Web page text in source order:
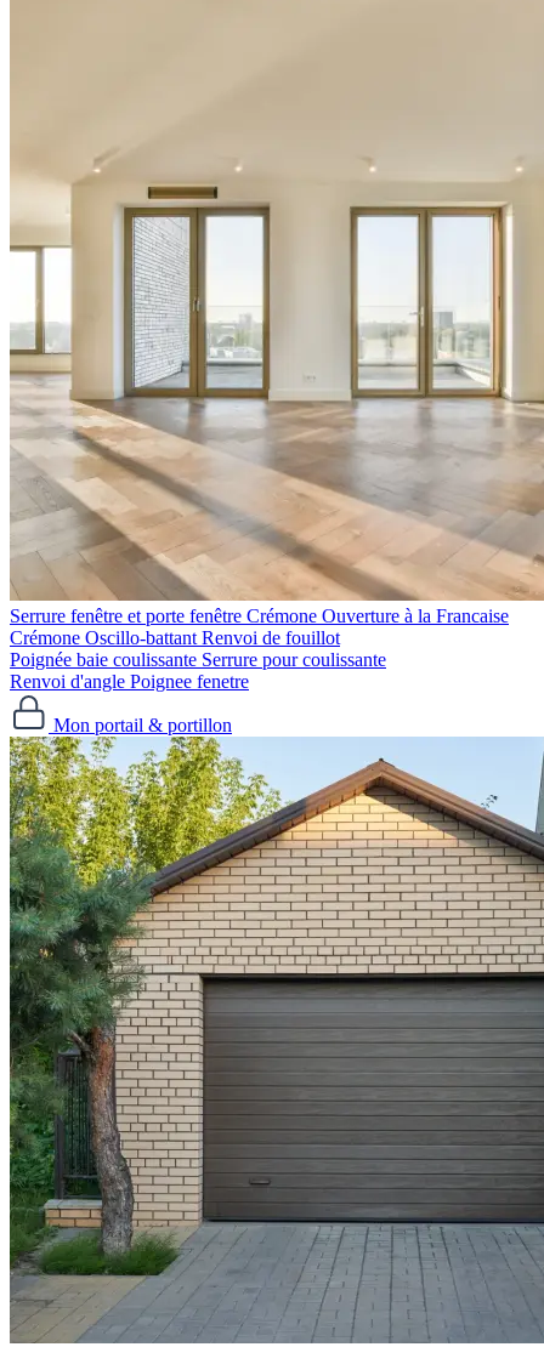
Serrure fenêtre et porte fenêtre Crémone Ouverture à la Francaise
Crémone Oscillo-battant Renvoi de fouillot
Poignée baie coulissante Serrure pour coulissante
Renvoi d'angle Poignee fenetre
Mon portail & portillon